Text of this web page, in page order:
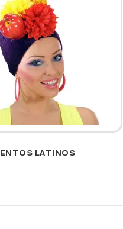
LATINOS